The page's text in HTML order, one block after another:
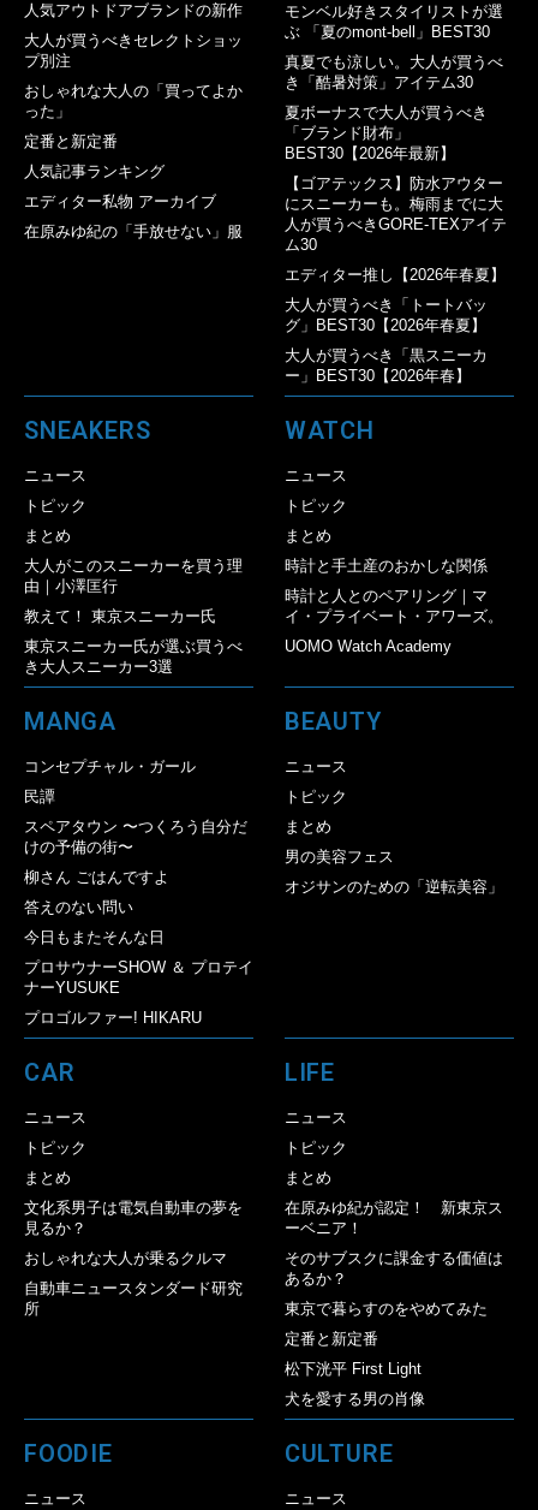
人気アウトドアブランドの新作
大人が買うべきセレクトショッ
プ別注
おしゃれな大人の「買ってよか
った」
定番と新定番
人気記事ランキング
エディター私物 アーカイブ
在原みゆ紀の「手放せない」服
モンベル好きスタイリストが選
ぶ 「夏のmont-bell」BEST30
真夏でも涼しい。大人が買うべ
き「酷暑対策」アイテム30
夏ボーナスで大人が買うべき
「ブランド財布」
BEST30【2026年最新】
【ゴアテックス】防水アウター
にスニーカーも。梅雨までに大
人が買うべきGORE-TEXアイテ
ム30
エディター推し【2026年春夏】
大人が買うべき「トートバッ
グ」BEST30【2026年春夏】
大人が買うべき「黒スニーカ
ー」BEST30【2026年春】
SNEAKERS
ニュース
トピック
まとめ
大人がこのスニーカーを買う理
由｜小澤匡行
教えて！ 東京スニーカー氏
東京スニーカー氏が選ぶ買うべ
き大人スニーカー3選
WATCH
ニュース
トピック
まとめ
時計と手土産のおかしな関係
時計と人とのペアリング｜マ
イ・プライベート・アワーズ。
UOMO Watch Academy
MANGA
コンセプチャル・ガール
民譚
スペアタウン 〜つくろう自分だ
けの予備の街〜
柳さん ごはんですよ
答えのない問い
今日もまたそんな日
プロサウナーSHOW ＆ プロテイ
ナーYUSUKE
プロゴルファー! HIKARU
BEAUTY
ニュース
トピック
まとめ
男の美容フェス
オジサンのための「逆転美容」
CAR
ニュース
トピック
まとめ
文化系男子は電気自動車の夢を
見るか？
おしゃれな大人が乗るクルマ
自動車ニュースタンダード研究
所
LIFE
ニュース
トピック
まとめ
在原みゆ紀が認定！ 新東京ス
ーベニア！
そのサブスクに課金する価値は
あるか？
東京で暮らすのをやめてみた
定番と新定番
松下洸平 First Light
犬を愛する男の肖像
FOODIE
ニュース
CULTURE
ニュース